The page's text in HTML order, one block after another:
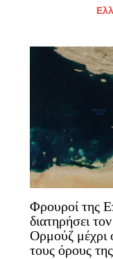
Φρουροί της
διατηρήσει
Ορμούζ μέχρι
τους όρους της